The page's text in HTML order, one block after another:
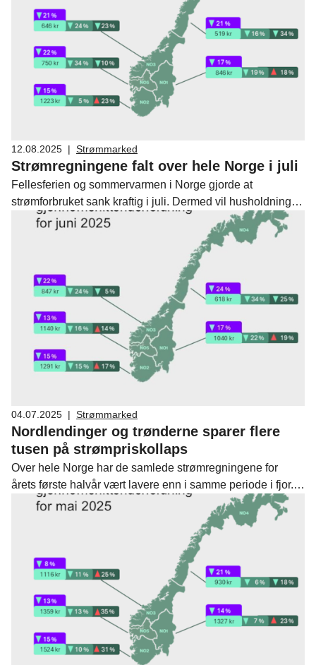
12.08.2025 | Strømmarked
Strømregningene falt over hele Norge i juli
Fellesferien og sommervarmen i Norge gjorde at
strømforbruket sank kraftig i juli. Dermed vil husholdninger
over hele Norge få lavere strømregninger enn de fikk for
måneden før, viser Fornybar Norges strømprisindeks.
04.07.2025 | Strømmarked
Nordlendinger og trønderne sparer flere
tusen på strømpriskollaps
Over hele Norge har de samlede strømregningene for
årets første halvår vært lavere enn i samme periode i fjor.
Nedgangen er størst i Nord- og Midt-Norge, der
husholdningene har spart flere tusen kroner på lavere
strømpriser, viser Fornybar Norges strømprisindeks.